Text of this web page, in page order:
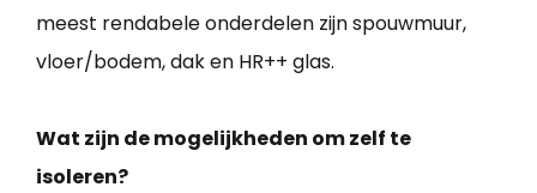
meest rendabele onderdelen zijn spouwmuur,
vloer/bodem, dak en HR++ glas.
Wat zijn de mogelijkheden om zelf te
isoleren?